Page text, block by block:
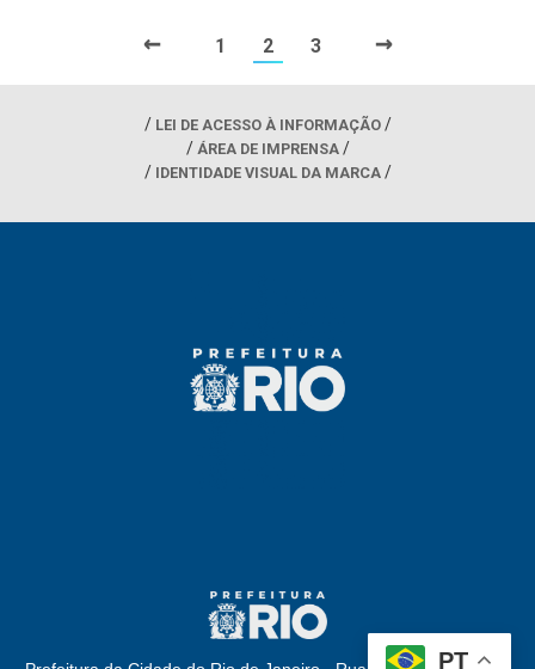
← 1 2 3 →
LEI DE ACESSO À INFORMAÇÃO
ÁREA DE IMPRENSA
IDENTIDADE VISUAL DA MARCA
PT